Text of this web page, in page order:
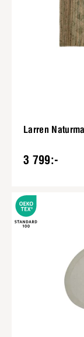
Larren
3 799:-